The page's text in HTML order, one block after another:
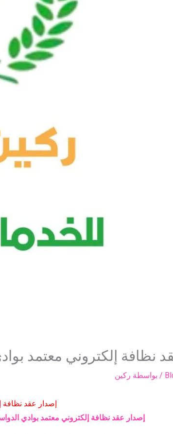
نظافة إلكتروني معتمد
/ بواسطة ركين
إصدار عقد نظافة
إصدار عقد نظافة إلكتروني معتمد بوادي